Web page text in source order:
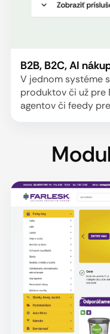
B2B, B2C, AI
V jednom systéme
produktov či už pre
agentov či feedy